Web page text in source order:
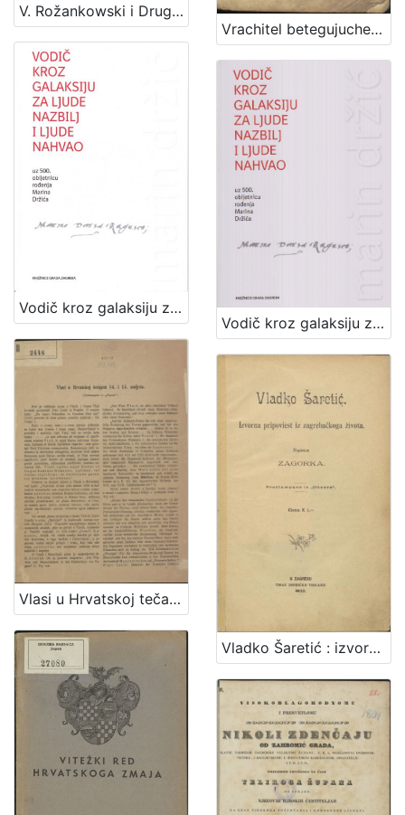
V. Rožankowski i Drug : litografički zavod, knjigo i kamenotiskara, tvornica etiketa : 1898-1913
Vrachitel betegujuche sivine tho jeszt Vrachtva za rogatu marhu, kermke, y mladinu / van dana najpervich po J. G. O. R. G. Z. ; vezda pako po F. G. O. K. Z. na obchinzku haszen
Vodič kroz galaksiju za ljude nazbilj i ljude nahvao : uz 500. obljetnicu rođnja Marina Držića / priredile Arijana Herceg Mićanović, Željka Mišcin
Vodič kroz galaksiju za ljude nazbilj i ljude nahvao / priredile Arijana Herceg Mićanović i Željka Miščin
Vlasi u Hrvatskoj tečajem 14. i 15. stoljeća / [Vjekoslav Klaić]
Vladko Šaretić : izvorna pripoviest iz zagrebačkoga života / napisala Zagorka